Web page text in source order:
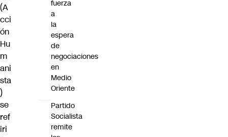
(A
cci
ón
Hu
m
ani
sta
)
se
ref
iri
fuerza
a
la
espera
de
negociaciones
en
Medio
Oriente
Partido
Socialista
remite